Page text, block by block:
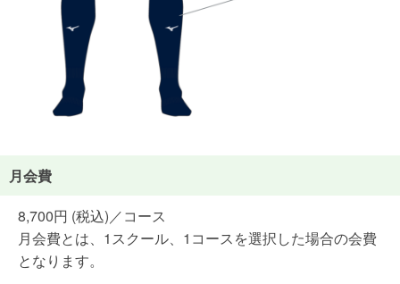
月会費
8,700円 (税込)／コース
月会費とは、1スクール、1コースを選択した場合の会費
となります。